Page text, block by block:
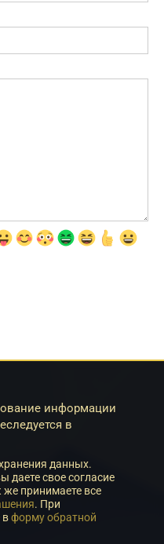
информации
в
данных.
даете свое согласие
же принимаете все
. При
вформу обратной